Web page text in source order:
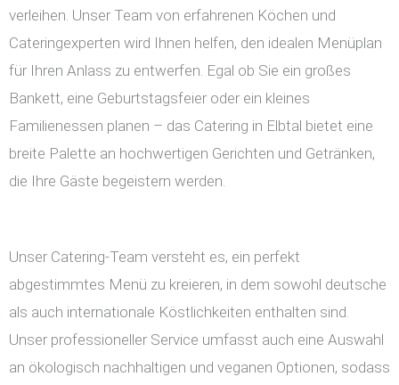
verleihen. Unser Team von erfahrenen Köchen und
Cateringexperten wird Ihnen helfen, den idealen Menüplan
für Ihren Anlass zu entwerfen. Egal ob Sie ein großes
Bankett, eine Geburtstagsfeier oder ein kleines
Familienessen planen – das Catering in Elbtal bietet eine
breite Palette an hochwertigen Gerichten und Getränken,
die Ihre Gäste begeistern werden.
Unser Catering-Team versteht es, ein perfekt
abgestimmtes Menü zu kreieren, in dem sowohl deutsche
als auch internationale Köstlichkeiten enthalten sind.
Unser professioneller Service umfasst auch eine Auswahl
an ökologisch nachhaltigen und veganen Optionen, sodass